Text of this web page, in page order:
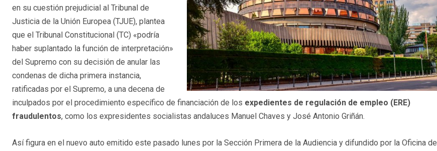
en su cuestión prejudicial al Tribunal de
Justicia de la Unión Europea (TJUE), plantea
que el Tribunal Constitucional (TC) «podría
haber suplantado la función de interpretación»
del Supremo con su decisión de anular las
condenas de dicha primera instancia,
ratificadas por el Supremo, a una decena de
inculpados por el procedimiento específico de financiación de los expedientes de regulación de empleo (ERE)
fraudulentos, como los expresidentes socialistas andaluces Manuel Chaves y José Antonio Griñán.
Así figura en el nuevo auto emitido este pasado lunes por la Sección Primera de la Audiencia y difundido por la Oficina de